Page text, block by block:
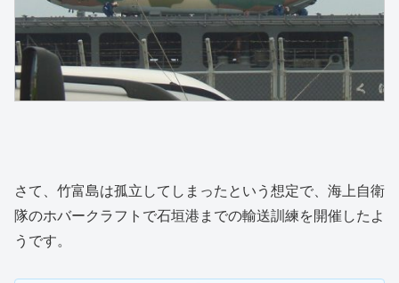
さて、竹富島は孤立してしまったという想定で、海上自衛
隊のホバークラフトで石垣港までの輸送訓練を開催したよ
うです。